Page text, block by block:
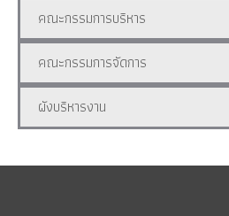
คณะกรรมการบริหาร
คณะกรรมการจัดการ
ผังบริหารงาน